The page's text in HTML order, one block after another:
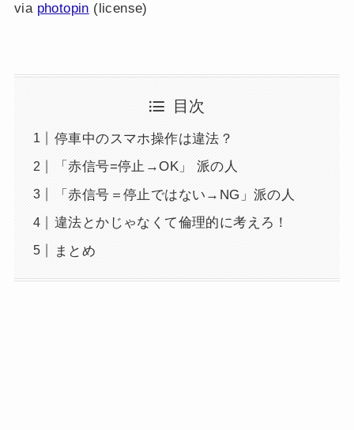
via photopin (license)
目次
停車中のスマホ操作は違法？
「赤信号=停止→OK」 派の人
「赤信号＝停止ではない→NG」派の人
違法とかじゃなくて倫理的に考えろ！
まとめ